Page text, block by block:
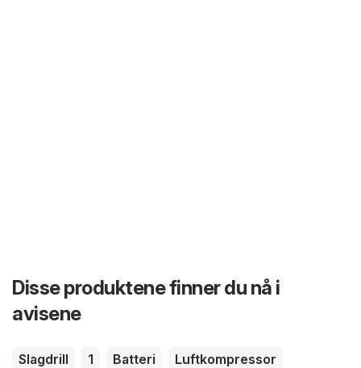
Disse produktene finner du nå i
avisene
Slagdrill 1 Batteri Luftkompressor